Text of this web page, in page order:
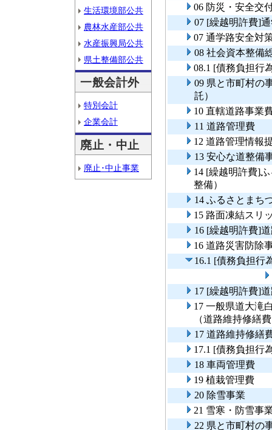
生活環境部公共
農林水産部公共
水産振興局公共
県土整備部公共
一般会計外
特別会計
企業会計
廃止・中止
廃止･中止事業
06 防災・安全交
07 [繰越明許費]
07 通学路安全対
08 社会資本整備
08.1 [債務負担行
09 県と市町村の
託）
10 直轄道路事業
11 道路管理費
12 道路管理情報
13 安心な道整備
14 [繰越明許費]
整備）
14 ふるさとまち
15 路面凍結スリ
16 [繰越明許費]
16 道路災害防除
16.1 [債務負担行
17 [繰越明許費]
17 一般県道大滝
（道路維持修繕
17 道路維持修繕
17.1 [債務負担行
18 車両管理費
19 植栽管理費
20 除雪事業
21 雪寒・防雪事
22 県と市町村の